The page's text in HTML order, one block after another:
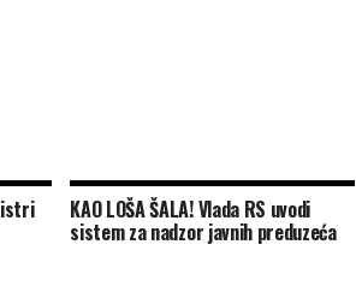
KAO LOŠA ŠALA! Vlada RS uvodi
sistem za nadzor javnih preduzeća